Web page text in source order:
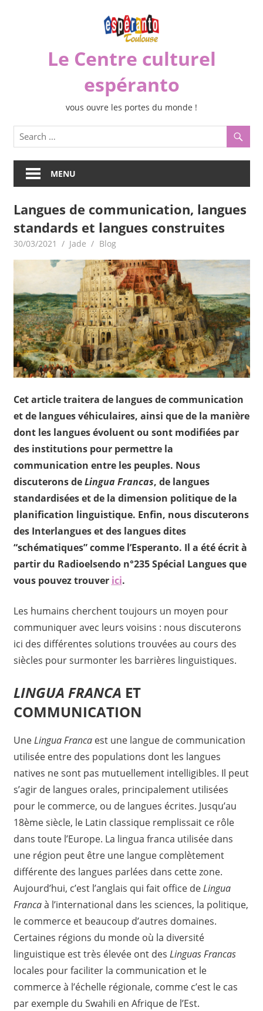
Le Centre culturel
espéranto
vous ouvre les portes du monde !
MENU
Langues de communication, langues
standards et langues construites
30/03/2021 Jade Blog
Cet article traitera de langues de communication
et de langues véhiculaires, ainsi que de la manière
dont les langues évoluent ou sont modifiées par
des institutions pour permettre la
communication entre les peuples. Nous
discuterons deLingua Francas, de langues
standardisées et de la dimension politique de la
planification linguistique. Enfin, nous discuterons
des Interlangues et des langues dites
“schématiques” comme l’Esperanto. Il a été écrit à
partir du Radioelsendo n°235 Spécial Langues que
vous pouvez trouver ici.
Les humains cherchent toujours un moyen pour
communiquer avec leurs voisins : nous discuterons
ici des différentes solutions trouvées au cours des
siècles pour surmonter les barrières linguistiques.
LINGUA FRANCA ET
COMMUNICATION
UneLingua Franca est une langue de communication
utilisée entre des populations dont les langues
natives ne sont pas mutuellement intelligibles. Il peut
s’agir de langues orales, principalement utilisées
pour le commerce, ou de langues écrites. Jusqu’au
18ème siècle, le Latin classique remplissait ce rôle
dans toute l’Europe. La lingua franca utilisée dans
une région peut être une langue complètement
différente des langues parlées dans cette zone.
Aujourd’hui, c’est l’anglais qui fait office deLingua
Francaà l’international dans les sciences, la politique,
le commerce et beaucoup d’autres domaines.
Certaines régions du monde où la diversité
linguistique est très élevée ont des Linguas Francas
locales pour faciliter la communication et le
commerce à l’échelle régionale, comme c’est le cas
par exemple du Swahili en Afrique de l’Est.